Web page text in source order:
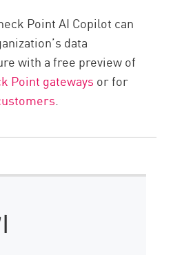
Point AI Copilot can
data
with a free preview of
Point gateways or for
.